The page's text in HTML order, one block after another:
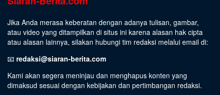
Jika Anda merasa keberatan dengan adanya tulisan, gambar,
atau video yang ditampilkan di situs ini karena alasan hak cipta
atau alasan lainnya, silakan hubungi tim redaksi melalui email di:
📧 redaksi@siaran-berita.com
Kami akan segera meninjau dan menghapus konten yang
dimaksud sesuai dengan kebijakan dan pertimbangan redaksi.